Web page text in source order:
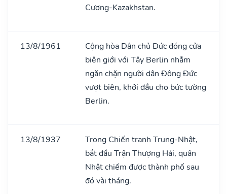
Cương-Kazakhstan.
13/8/1961
Cộng hòa Dân chủ Đức đóng cửa
biên giới với Tây Berlin nhằm
ngăn chặn người dân Đông Đức
vượt biên, khởi đầu cho bức tường
Berlin.
13/8/1937
Trong Chiến tranh Trung-Nhật,
bắt đầu Trận Thượng Hải, quân
Nhật chiếm được thành phố sau
đó vài tháng.